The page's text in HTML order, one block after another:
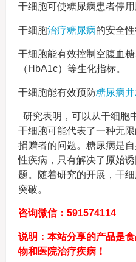
干细胞可使糖尿病患者停
干细胞治疗糖尿病的安全性
干细胞能有效控制空腹血
（HbA1c）等生化指标。
干细胞能有效预防糖尿病
研究表明，可以从干细胞
干细胞可能代表了一种无
捐赠者的问题。糖尿病是
性疾病，只有解决了原始
题。随着研究的开展，干
突破。
咨询微信：591574114
说明：本站分享的产品是
物和医院治疗疾病！